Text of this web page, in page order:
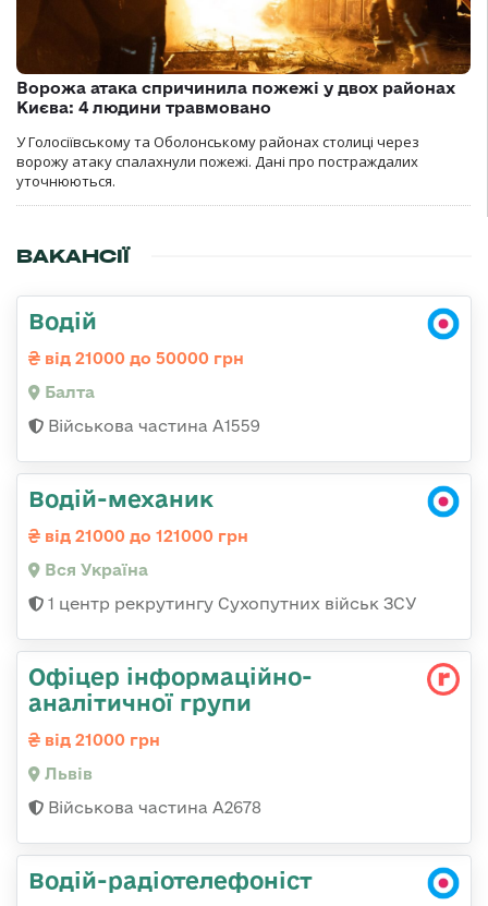
Ворожа атака спричинила пожежі у двох районах
Києва: 4 людини травмовано
У Голосіївському та Оболонському районах столиці через
ворожу атаку спалахнули пожежі. Дані про постраждалих
уточнюються.
ВАКАНСІЇ
Водій
від 21000 до 50000 грн
Балта
Військова частина А1559
Водій-механик
від 21000 до 121000 грн
Вся Україна
1 центр рекрутингу Сухопутних військ ЗСУ
Офіцер інформаційно-
аналітичної групи
від 21000 грн
Львів
Військова частина А2678
Водій-радіотелефоніст